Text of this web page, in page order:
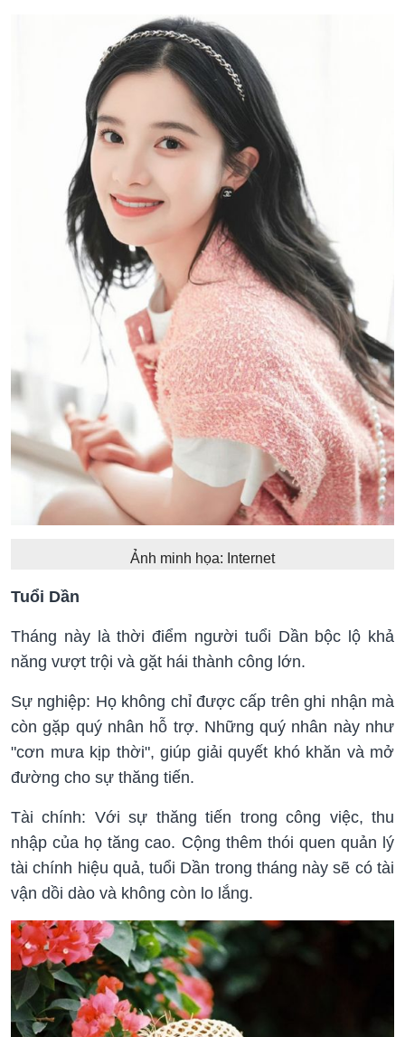
Ảnh minh họa: Internet
Tuổi Dần
Tháng này là thời điểm người tuổi Dần bộc lộ khả
năng vượt trội và gặt hái thành công lớn.
Sự nghiệp: Họ không chỉ được cấp trên ghi nhận mà
còn gặp quý nhân hỗ trợ. Những quý nhân này như
"cơn mưa kịp thời", giúp giải quyết khó khăn và mở
đường cho sự thăng tiến.
Tài chính: Với sự thăng tiến trong công việc, thu
nhập của họ tăng cao. Cộng thêm thói quen quản lý
tài chính hiệu quả, tuổi Dần trong tháng này sẽ có tài
vận dồi dào và không còn lo lắng.